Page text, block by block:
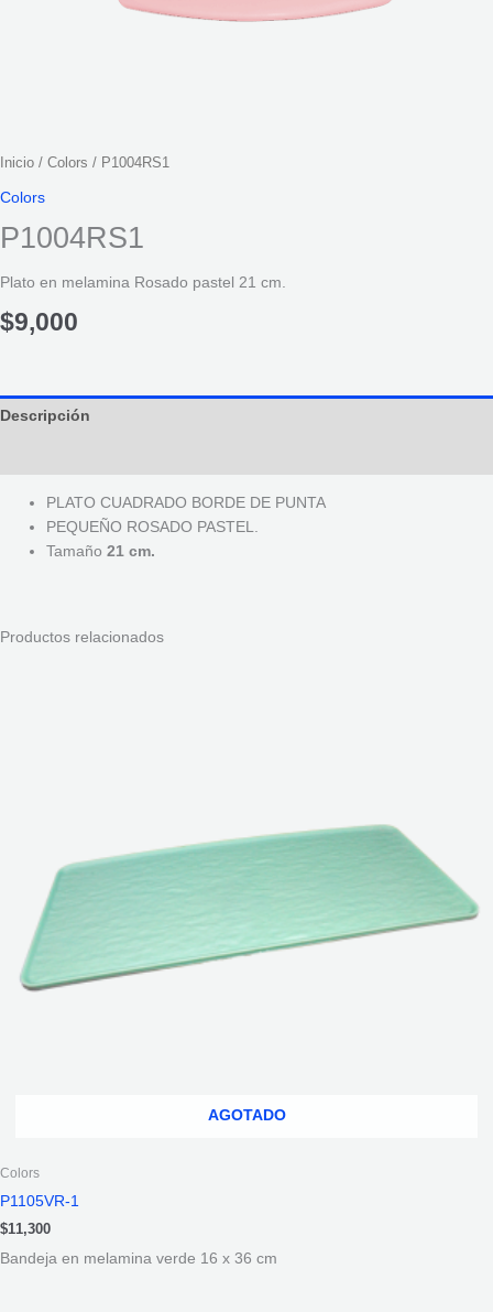
Inicio / Colors / P1004RS1
Colors
P1004RS1
Plato en melamina Rosado pastel 21 cm.
$9,000
Descripción
PLATO CUADRADO BORDE DE PUNTA
PEQUEÑO ROSADO PASTEL.
Tamaño 21 cm.
Productos relacionados
AGOTADO
Colors
P1105VR-1
$11,300
Bandeja en melamina verde 16 x 36 cm